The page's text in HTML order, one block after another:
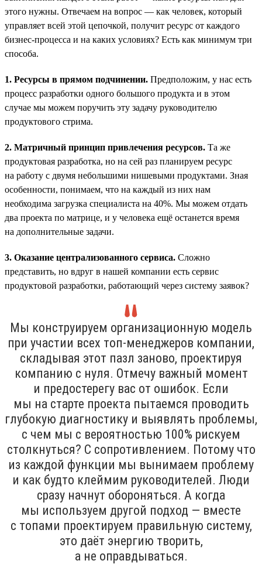
этого нужны. Отвечаем на вопрос — как человек, который
управляет всей этой цепочкой, получит ресурс от каждого
бизнес-процесса и на каких условиях? Есть как минимум три
способа.
1. Ресурсы в прямом подчинении. Предположим, у нас есть
процесс разработки одного большого продукта и в этом
случае мы можем поручить эту задачу руководителю
продуктового стрима.
2. Матричный принцип привлечения ресурсов. Та же
продуктовая разработка, но на сей раз планируем ресурс
на работу с двумя небольшими нишевыми продуктами. Зная
особенности, понимаем, что на каждый из них нам
необходима загрузка специалиста на 40%. Мы можем отдать
два проекта по матрице, и у человека ещё останется время
на дополнительные задачи.
3. Оказание централизованного сервиса. Сложно
представить, но вдруг в нашей компании есть сервис
продуктовой разработки, работающий через систему заявок?
Мы конструируем организационную модель
при участии всех топ-менеджеров компании,
складывая этот пазл заново, проектируя
компанию с нуля. Отмечу важный момент
и предостерегу вас от ошибок. Если
мы на старте проекта пытаемся проводить
глубокую диагностику и выявлять проблемы,
с чем мы с вероятностью 100% рискуем
столкнуться? С сопротивлением. Потому что
из каждой функции мы вынимаем проблему
и как будто клеймим руководителей. Люди
сразу начнут обороняться. А когда
мы используем другой подход — вместе
с топами проектируем правильную систему,
это даёт энергию творить,
а не оправдываться.